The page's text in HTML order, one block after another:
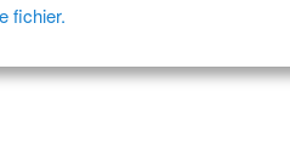
fichier.